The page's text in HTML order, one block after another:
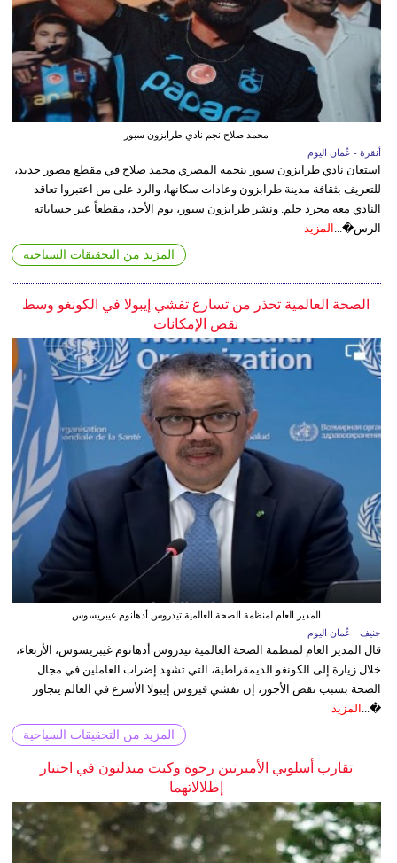
محمد صلاح نجم نادي طرابزون سبور
أنقرة - عُمان اليوم
استعان نادي طرابزون سبور بنجمه المصري محمد صلاح في مقطع مصور جديد،
للتعريف بثقافة مدينة طرابزون وعادات سكانها، والرد على من اعتبروا تعاقد
النادي معه مجرد حلم. ونشر طرابزون سبور، يوم الأحد، مقطعاً عبر حساباته
الرس�... المزيد
المزيد من التحقيقات السياحية
الصحة العالمية تحذر من تسارع تفشي إيبولا في الكونغو وسط
نقص الإمكانات
المدير العام لمنظمة الصحة العالمية تيدروس أدهانوم غيبريسوس
جنيف - عُمان اليوم
قال المدير العام لمنظمة الصحة العالمية تيدروس أدهانوم غيبريسوس، الأربعاء،
خلال زيارة إلى الكونغو الديمقراطية، التي تشهد إضراب العاملين في مجال
الصحة بسبب نقص الأجور، إن تفشي فيروس إيبولا الأسرع في العالم يتجاوز
�... المزيد
المزيد من التحقيقات السياحية
تقارب أسلوبي الأميرتين رجوة وكيت ميدلتون في اختيار
إطلالاتهما